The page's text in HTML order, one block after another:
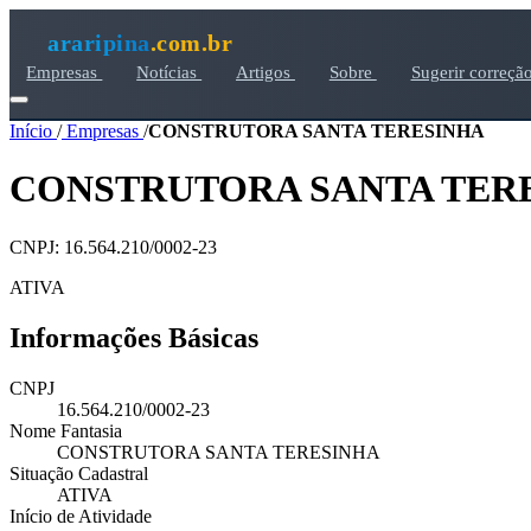
araripina.com.br
Empresas Notícias Artigos Sobre Sugerir correção
Início /Empresas /CONSTRUTORA SANTA TERESINHA
CONSTRUTORA SANTA
CNPJ: 16.564.210/0002-23
ATIVA
Informações Básicas
CNPJ
16.564.210/0002-23
Nome Fantasia
CONSTRUTORA SANTA TERESINHA
Situação Cadastral
ATIVA
Início de Atividade